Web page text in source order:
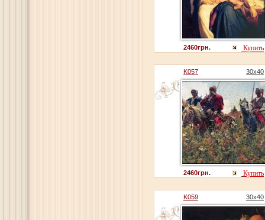
2460грн. Купить
K057 30x40
2460грн. Купить
K059 30x40